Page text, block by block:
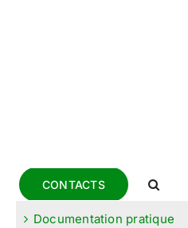
CONTACTS
Documentation pratique